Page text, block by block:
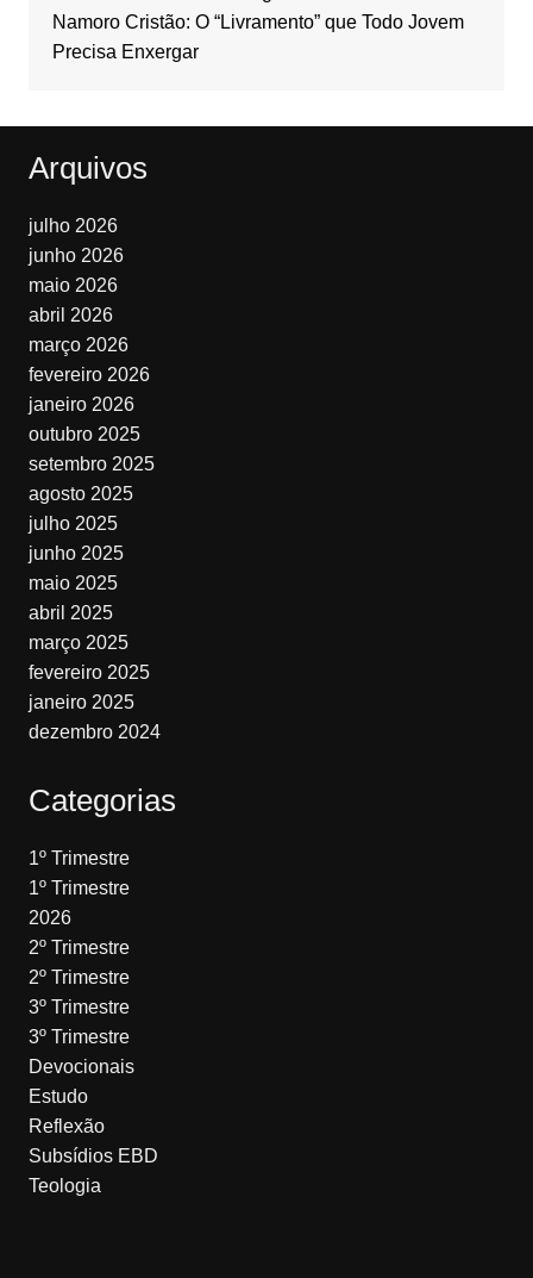
Namoro Cristão: O “Livramento” que Todo Jovem
Precisa Enxergar
Arquivos
julho 2026
junho 2026
maio 2026
abril 2026
março 2026
fevereiro 2026
janeiro 2026
outubro 2025
setembro 2025
agosto 2025
julho 2025
junho 2025
maio 2025
abril 2025
março 2025
fevereiro 2025
janeiro 2025
dezembro 2024
Categorias
1º Trimestre
1º Trimestre
2026
2º Trimestre
2º Trimestre
3º Trimestre
3º Trimestre
Devocionais
Estudo
Reflexão
Subsídios EBD
Teologia